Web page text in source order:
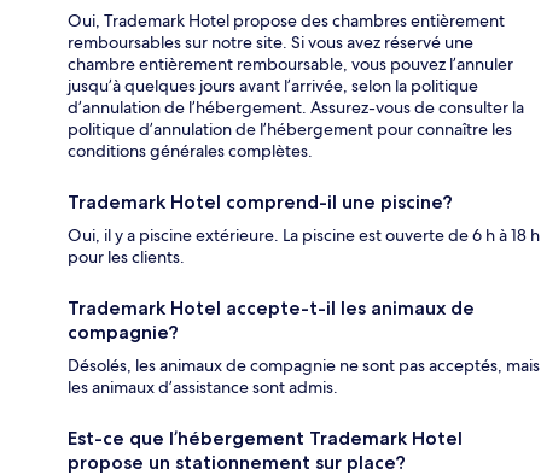
Oui, Trademark Hotel propose des chambres entièrement
remboursables sur notre site. Si vous avez réservé une
chambre entièrement remboursable, vous pouvez l’annuler
jusqu’à quelques jours avant l’arrivée, selon la politique
d’annulation de l’hébergement. Assurez-vous de consulter la
politique d’annulation de l’hébergement pour connaître les
conditions générales complètes.
Trademark Hotel comprend-il une piscine?
Oui, il y a piscine extérieure. La piscine est ouverte de 6 h à 18 h
pour les clients.
Trademark Hotel accepte-t-il les animaux de
compagnie?
Désolés, les animaux de compagnie ne sont pas acceptés, mais
les animaux d’assistance sont admis.
Est-ce que l’hébergement Trademark Hotel
propose un stationnement sur place?